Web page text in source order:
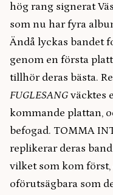
hög rang signerat
som nu har fyra
Ändå lyckas bandet
genom en första
tillhör deras bästa.
FUGLESANG väcktes
kommande plattan,
befogad. TOMMA
replikerar deras
vilket som kom först,
oförutsägbara som